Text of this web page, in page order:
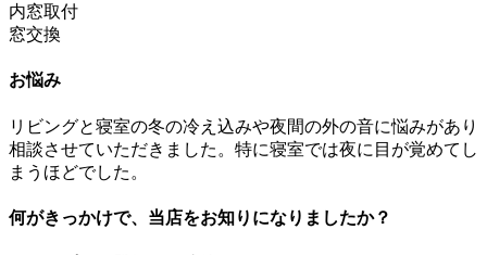
内窓取付
窓交換
お悩み
リビングと寝室の冬の冷え込みや夜間の外の音に悩みがあり
相談させていただきました。特に寝室では夜に目が覚めてし
まうほどでした。
何がきっかけで、当店をお知りになりましたか？